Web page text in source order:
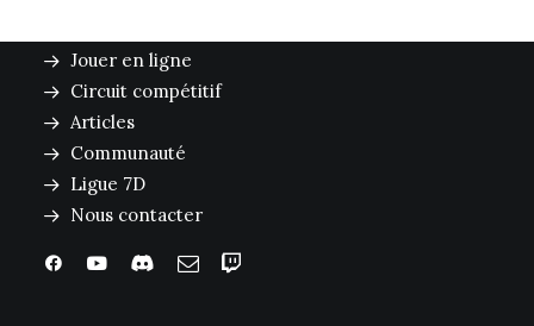
Jouer en ligne
Circuit compétitif
Articles
Communauté
Ligue 7D
Nous contacter